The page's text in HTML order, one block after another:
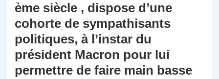
ème siècle , dispose d’une
cohorte de sympathisants
politiques, à l’instar du
président Macron pour lui
permettre de faire main basse